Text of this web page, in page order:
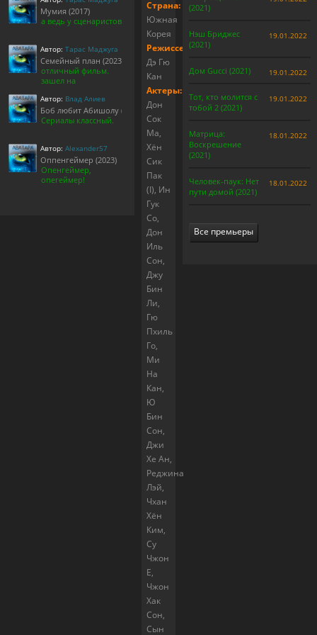
Страна:
Южная
Корея
Режиссер:
Дэ Гю
Кан
Актеры:
Дон
Сок
Ма,
Хён
Сик
Пак
(I), Ин
Гук
Со,
Дон
Иль
Сон,
Джу
Бин
Ли,
Гю
Пхиль
Го,
Ми
На
Кан,
Ю
Бин
Сон,
Джи
Хе Ан,
Реджина
Лэй,
Чхан
Хён
Ким,
Су
Чжон
Е,
Чжон
Хак
Сон,
Сын
Мумия (2017)
а ведь у сценаристов
Автор: Тарас Маджуга
Семейный план (2023)
отличный фильм.
зашел на
Автор: Влад Алиев
Боб любит Абишолу (1-5 сезон)
Сериалы классный.
Автор: Alexander57
Оппенгеймер (2023)
Опенгеймер,
опегеймер!
(2021)
Нэш Бриджес
(2021)
19.01.2022
Дом Gucci (2021) 19.01.2022
Тот, кто молится с
тобой 2 (2021)
19.01.2022
Матрица:
Воскрешение
(2021)
18.01.2022
Человек-паук: Нет
пути домой (2021)
18.01.2022
Все премьеры